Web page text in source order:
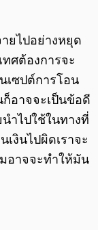
ยไปอย่างหยุด
ศต้องการจะ
เซปต์การโอน
อาจจะเป็นข้อดี
ำไปใช้ในทางที่
เงินไปผิดเราจะ
อาจจะทำให้มัน